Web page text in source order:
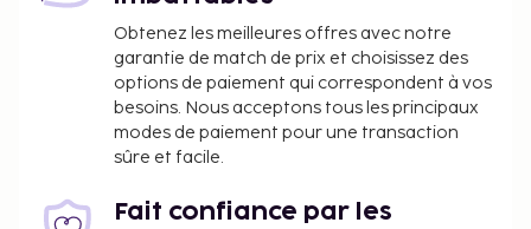
pas aux enfants de moins de 18 ans.
Frais de nettoyage : 85.0 EUR par hébergement
et par séjour
Frais de draps : 12.5 EUR par personne (par
séjour)
l'hébergement nous a fait part.
Obtenez les meilleures offres avec notre
garantie de match de prix et choisissez des
options de paiement qui correspondent à vos
besoins. Nous acceptons tous les principaux
modes de paiement pour une transaction
sûre et facile.
Fait confiance par les